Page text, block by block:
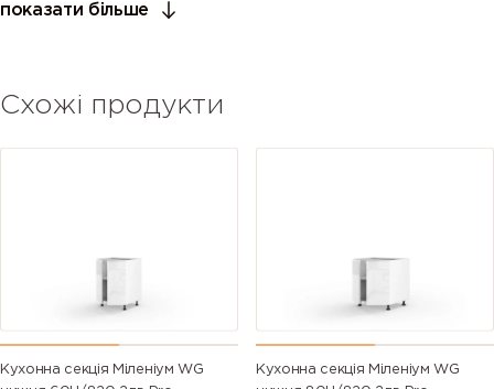
показати більше
Схожі продукти
Кухонна секція Міленіум WG
Кухонна секція Міленіум WG